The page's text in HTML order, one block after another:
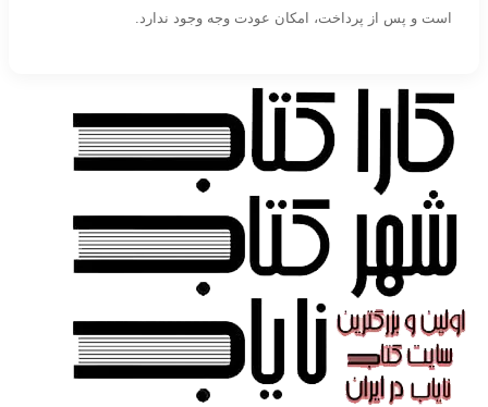
است و پس از پرداخت، امکان عودت وجه وجود ندارد.